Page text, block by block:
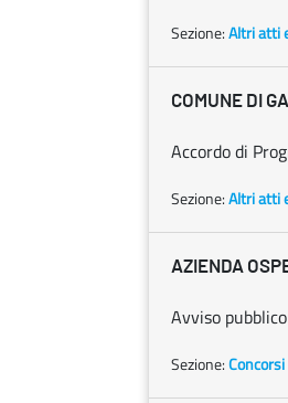
Sezione:Altri atti
COMUNE DI
Accordo di
Sezione:Altri atti
AZIENDA
Avviso
Sezione: